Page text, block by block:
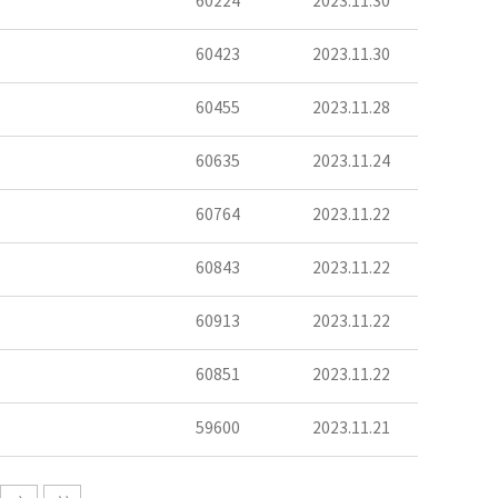
60423 2023.11.30
60455 2023.11.28
60635 2023.11.24
60764 2023.11.22
60843 2023.11.22
60913 2023.11.22
60851 2023.11.22
59600 2023.11.21